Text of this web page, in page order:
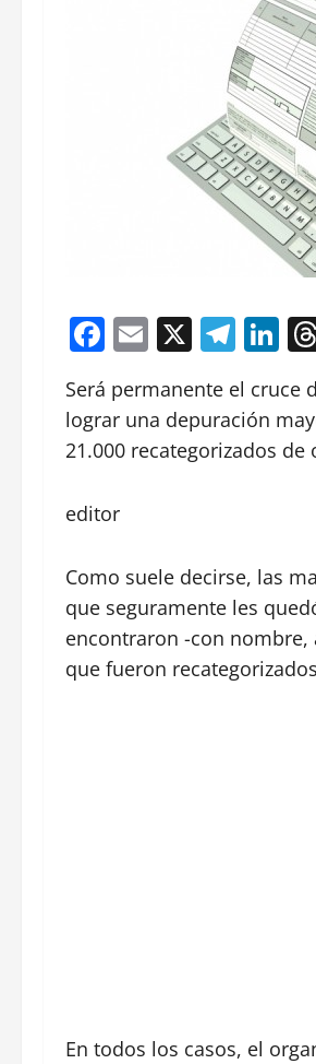
Facebook
Email
X
Será permanente el cruce
lograr una depuración
21.000 recategorizados
editor
Como suele decirse, las
que seguramente les
encontraron -con
que fueron
En todos los casos, el